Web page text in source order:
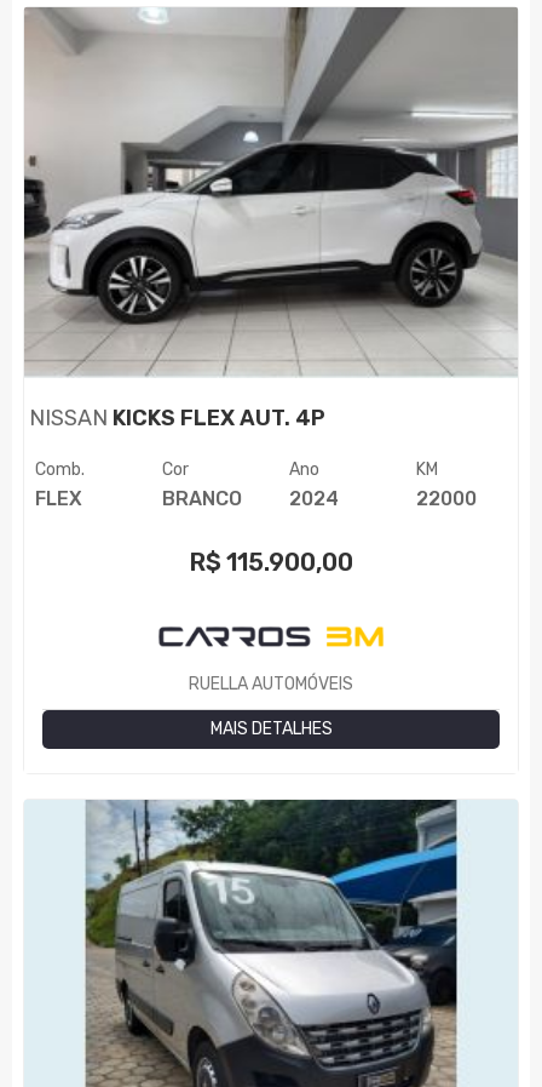
NISSAN KICKS FLEX AUT. 4P
Comb.
FLEX
Cor
BRANCO
Ano
2024
KM
22000
R$ 115.900,00
RUELLA AUTOMÓVEIS
MAIS DETALHES